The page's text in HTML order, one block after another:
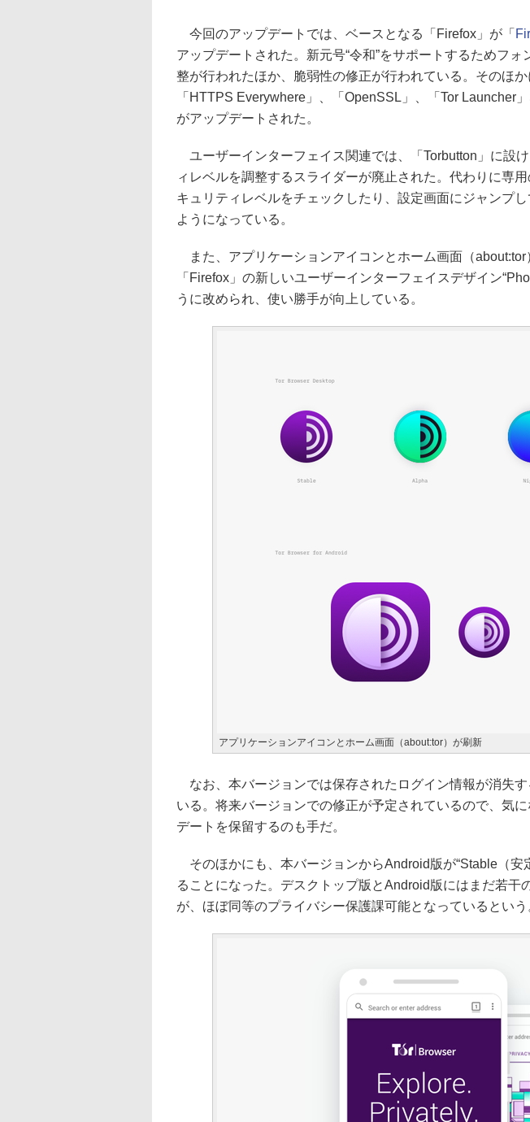
今回のアップデートでは、ベースとなる「Firefox」が「
アップデートされた。新元号“令和”をサポートするためフォ
整が行われたほか、脆弱性の修正が行われている。そのほ
「HTTPS Everywhere」、「OpenSSL」、「Tor Launcher
がアップデートされた。
ユーザーインターフェイス関連では、「Torbutton」に設
ィレベルを調整するスライダーが廃止された。代わりに専
キュリティレベルをチェックしたり、設定画面にジャンプ
ようになっている。
また、アプリケーションアイコンとホーム画面（about:tor
「Firefox」の新しいユーザーインターフェイスデザイン
うに改められ、使い勝手が向上している。
アプリケーションアイコンとホーム画面（about:tor）が刷新
なお、本バージョンでは保存されたログイン情報が消失す
いる。将来バージョンでの修正が予定されているので、気
デートを保留するのも手だ。
そのほかにも、本バージョンからAndroid版が“Stable（安
ることになった。デスクトップ版とAndroid版にはまだ若干
が、ほぼ同等のプライバシー保護課可能となっているという